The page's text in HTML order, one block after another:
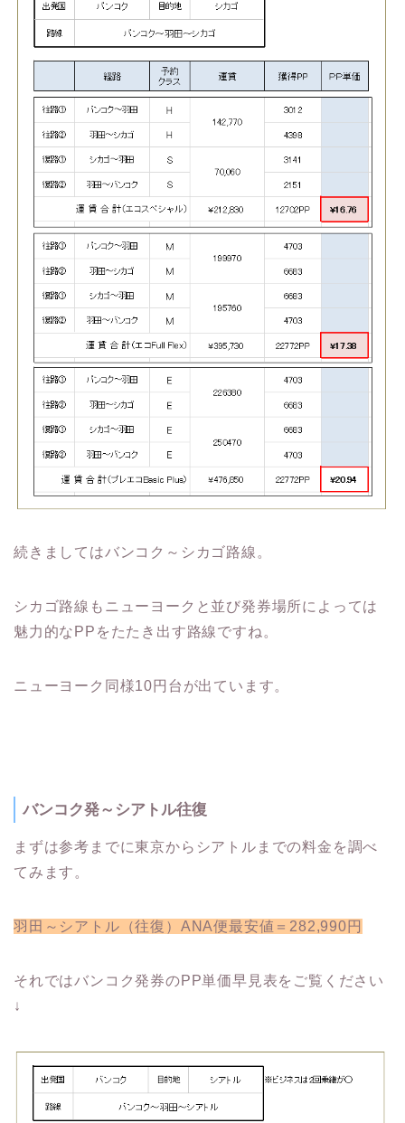
続きましてはバンコク～シカゴ路線。
シカゴ路線もニューヨークと並び発券場所によっては
魅力的なPPをたたき出す路線ですね。
ニューヨーク同様10円台が出ています。
バンコク発～シアトル往復
まずは参考までに東京からシアトルまでの料金を調べ
てみます。
羽田～シアトル（往復）ANA便最安値＝282,990円
それではバンコク発券のPP単価早見表をご覧ください
↓